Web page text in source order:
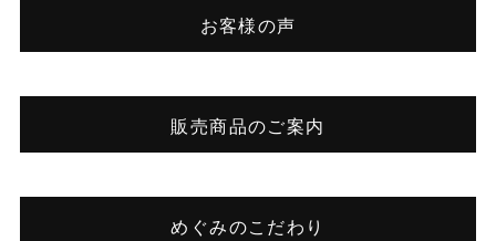
お客様の声
販売商品のご案内
めぐみのこだわり